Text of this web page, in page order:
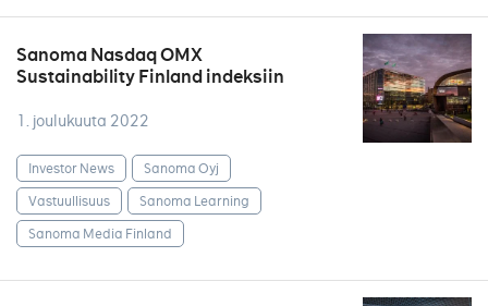
Sanoma Nasdaq OMX
Sustainability Finland indeksiin
1. joulukuuta 2022
Investor News
Sanoma Oyj
Vastuullisuus
Sanoma Learning
Sanoma Media Finland